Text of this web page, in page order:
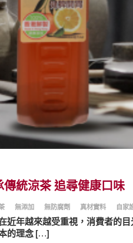
統涼茶 追尋健康口味
無添加 無防腐劑 真材實料 自家
近年越來越受重視，消費者的
的理念 […]